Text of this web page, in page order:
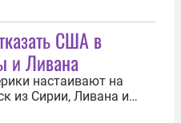
США в
и Ливана
настаивают на
из Сирии, Ливана и
министр Израиля